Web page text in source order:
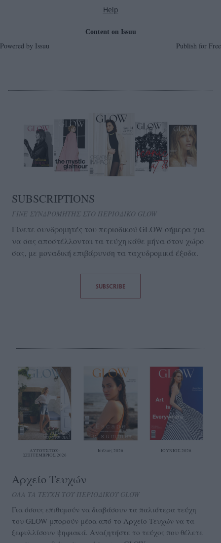
Powered by Issuu Publish for Free
SUBSCRIPTIONS
ΓΙΝΕ ΣΥΝΔΡΟΜΗΤΗΣ ΣΤΟ ΠΕΡΙΟΔΙΚΟ GLOW
Γίνετε συνδρομητές του περιοδικού GLOW σήμερα για
να σας αποστέλλονται τα τεύχη κάθε μήνα στον χώρο
σας, με μοναδική επιβάρυνση τα ταχυδρομικά έξοδα.
SUBSCRIBE
ΑΥΓΟΥΣΤΟΣ-
ΣΕΠΤΕΜΒΡΙΟΣ 2026
Ιούλιος 2026 ΙΟΥΝΙΟΣ 2026
Αρχείο Τευχών
ΟΛΑ ΤΑ ΤΕΥΧΗ ΤΟΥ ΠΕΡΙΟΔΙΚΟΥ GLOW
Για όσους επιθυμούν να διαβάσουν τα παλιότερα τεύχη
του GLOW μπορούν μέσα από το Aρχείο Τευχών να τα
ξεφυλλίσουν ψηφιακά. Αναζητήστε το τεύχος που θέλετε